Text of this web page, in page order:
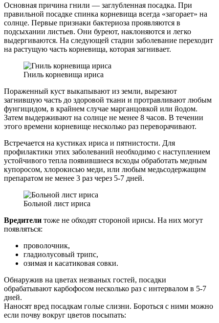
Основная причина гнили — заглубленная посадка. При
правильной посадке спинка корневища всегда «загорает» на
солнце. Первые признаки бактериоза проявляются в
подсыхании листьев. Они буреют, наклоняются и легко
выдергиваются. На следующей стадии заболевание переходит
на растущую часть корневища, которая загнивает.
Гниль корневища ириса
Пораженный куст выкапывают из земли, вырезают
загнившую часть до здоровой ткани и протравливают любым
фунгицидом, в крайнем случае марганцовкой или йодом.
Затем выдерживают на солнце не менее 8 часов. В течении
этого времени корневище несколько раз переворачивают.
Встречается на кустиках ириса и пятнистости. Для
профилактики этих заболеваний необходимо с наступлением
устойчивого тепла появившиеся всходы обработать медным
купоросом, хлорокисью меди, или любым медьсодержащим
препаратом не менее 3 раз через 5-7 дней.
Больной лист ириса
Вредители тоже не обходят стороной ирисы. На них могут
появляться:
проволочник,
гладиолусовый трипс,
озимая и касатиковая совки.
Обнаружив на цветах незваных гостей, посадки
обрабатывают карбофосом несколько раз с интервалом в 5-7
дней.
Наносят вред посадкам голые слизни. Бороться с ними можно
если почву вокруг цветов посыпать: